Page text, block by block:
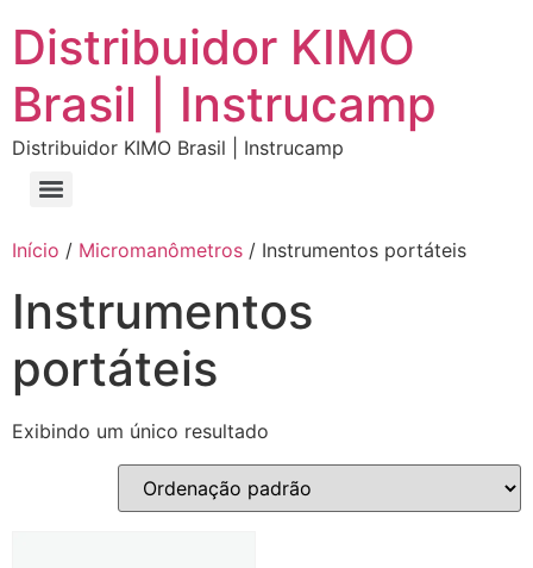
Distribuidor KIMO
Brasil | Instrucamp
Distribuidor KIMO Brasil | Instrucamp
Início / Micromanômetros / Instrumentos portáteis
Instrumentos
portáteis
Exibindo um único resultado